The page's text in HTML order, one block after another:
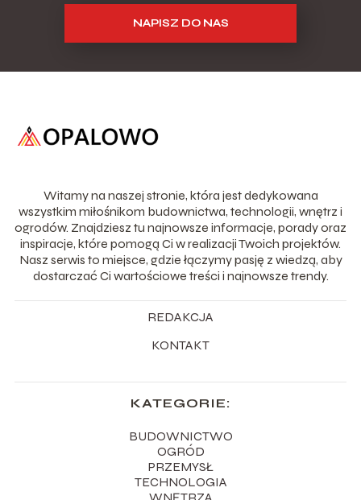
NAPISZ DO NAS
Witamy na naszej stronie, która jest dedykowana
wszystkim miłośnikom budownictwa, technologii, wnętrz i
ogrodów. Znajdziesz tu najnowsze informacje, porady oraz
inspiracje, które pomogą Ci w realizacji Twoich projektów.
Nasz serwis to miejsce, gdzie łączymy pasję z wiedzą, aby
dostarczać Ci wartościowe treści i najnowsze trendy.
REDAKCJA
KONTAKT
KATEGORIE:
BUDOWNICTWO
OGRÓD
PRZEMYSŁ
TECHNOLOGIA